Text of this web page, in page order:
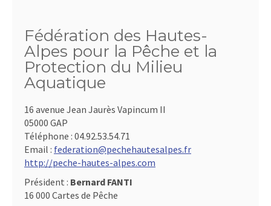
Fédération des Hautes-
Alpes pour la Pêche et la
Protection du Milieu
Aquatique
16 avenue Jean Jaurès Vapincum II
05000 GAP
Téléphone : 04.92.53.54.71
Email : federation@pechehautesalpes.fr
http://peche-hautes-alpes.com
Président : Bernard FANTI
16 000 Cartes de Pêche